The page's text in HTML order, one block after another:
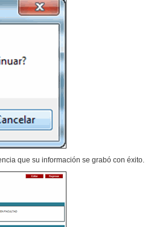
que su información se grabó con éxito.